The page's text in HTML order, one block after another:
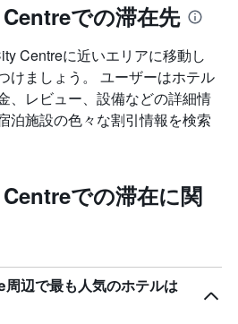
での滞在先
Centreに近いエリアに移動し
けましょう。 ユーザーはホテル
、レビュー、設備などの詳細情
泊施設の色々な割引情報を検索
での滞在に関
辺で最も人気のホテルは